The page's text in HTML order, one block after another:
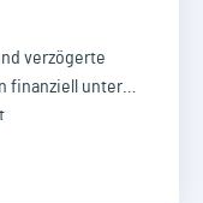
verzögerte
finanziell unter